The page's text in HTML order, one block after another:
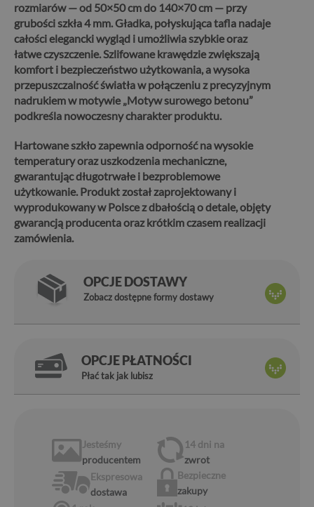
rozmiarów — od 50×50 cm do 140×70 cm — przy
grubości szkła 4 mm. Gładka, połyskująca tafla nadaje
całości elegancki wygląd i umożliwia szybkie oraz
łatwe czyszczenie.Szlifowane krawędzie zwiększają
komfort i bezpieczeństwo użytkowania, a wysoka
przepuszczalność światła w połączeniu z precyzyjnym
nadrukiem w motywie „Motyw surowego betonu”
podkreśla nowoczesny charakter produktu.
Hartowane szkło zapewnia odporność na wysokie
temperatury oraz uszkodzenia mechaniczne,
gwarantując długotrwałe i bezproblemowe
użytkowanie. Produkt został zaprojektowany i
wyprodukowany w Polsce z dbałością o detale, objęty
gwarancją producenta oraz krótkim czasem realizacji
zamówienia.
OPCJE DOSTAWY
Zobacz dostępne formy dostawy
OPCJE PŁATNOŚCI
Płać tak jak lubisz
Jesteśmy
producentem
14 dni na
zwrot
Ekspresowa
dostawa
Bezpieczne
zakupy